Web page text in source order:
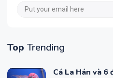
Top Trending
Cá La Hán và 6